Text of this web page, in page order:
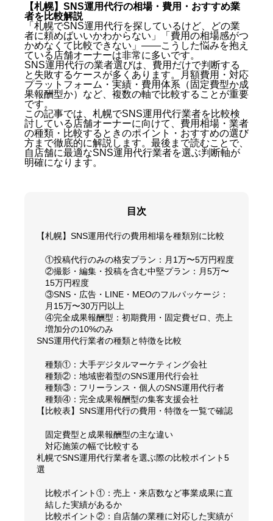
【札幌】SNS運用代行の相場・費用・おすすめ業
者を比較解説
「札幌でSNS運用代行を探しているけど、どの業
者に頼めばいいかわからない」「費用の相場感がつ
かめなくて比較できない」——こうした悩みを抱え
ている店舗オーナーは非常に多いです。
SNS運用代行の業者選びは、費用だけで判断する
と失敗するケースが多くあります。月額費用・対応
プラットフォーム・実績・費用体系（固定費型か成
果報酬型か）など、複数の軸で比較することが重要
です。
この記事では、札幌でSNS運用代行業者を比較検
討している店舗オーナーに向けて、費用相場・業者
の種類・比較するときのポイント・おすすめの選び
方まで徹底的に解説します。最後まで読むことで、
自店舗に最適なSNS運用代行業者を選ぶ判断軸が
明確になります。
目次
【札幌】SNS運用代行の費用相場を種類別に比較
①投稿代行のみの格安プラン：月1万〜5万円程度
②撮影・編集・投稿を含む中堅プラン：月5万〜
15万円程度
③SNS・広告・LINE・MEOのフルパッケージ：
月15万〜30万円以上
④完全成果報酬型：初期費用・固定費ゼロ、売上
増加分の10%のみ
SNS運用代行業者の種類と特徴を比較
種類①：大手デジタルマーケティング会社
種類②：地域密着型のSNS運用代行会社
種類③：フリーランス・個人のSNS運用代行者
種類④：完全成果報酬型の集客支援会社
【比較表】SNS運用代行の費用・特徴を一覧で確認
固定費型と成果報酬型の主な違い
対応施策の幅で比較する
札幌でSNS運用代行業者を選ぶ際の比較ポイント5
選
比較ポイント①：売上・来店数など事業成果に直
結した実績があるか
比較ポイント②：自店舗の業種に対応した実績が